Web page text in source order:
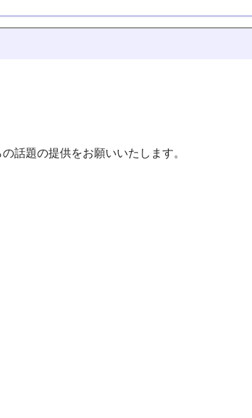
話題の提供をお願いいたします。